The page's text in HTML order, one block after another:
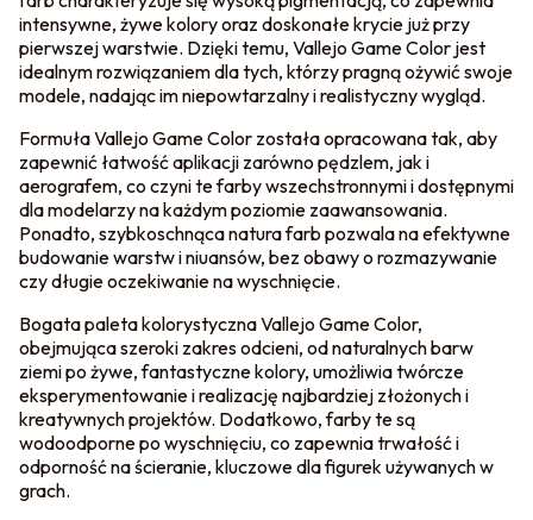
intensywne, żywe kolory oraz doskonałe krycie już przy
pierwszej warstwie. Dzięki temu, Vallejo Game Color jest
idealnym rozwiązaniem dla tych, którzy pragną ożywić swoje
modele, nadając im niepowtarzalny i realistyczny wygląd.
Formuła Vallejo Game Color została opracowana tak, aby
zapewnić łatwość aplikacji zarówno pędzlem, jak i
aerografem, co czyni te farby wszechstronnymi i dostępnymi
dla modelarzy na każdym poziomie zaawansowania.
Ponadto, szybkoschnąca natura farb pozwala na efektywne
budowanie warstw i niuansów, bez obawy o rozmazywanie
czy długie oczekiwanie na wyschnięcie.
Bogata paleta kolorystyczna Vallejo Game Color,
obejmująca szeroki zakres odcieni, od naturalnych barw
ziemi po żywe, fantastyczne kolory, umożliwia twórcze
eksperymentowanie i realizację najbardziej złożonych i
kreatywnych projektów. Dodatkowo, farby te są
wodoodporne po wyschnięciu, co zapewnia trwałość i
odporność na ścieranie, kluczowe dla figurek używanych w
grach.